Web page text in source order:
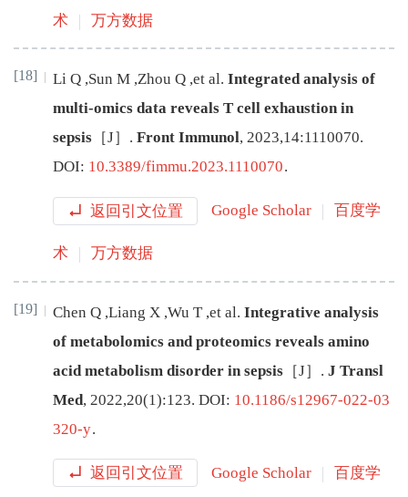
术 万方数据
[18] Li Q ,Sun M ,Zhou Q ,et al. Integrated analysis of
multi-omics data reveals T cell exhaustion in
sepsis ［J］. Front Immunol, 2023,14:1110070.
DOI: 10.3389/fimmu.2023.1110070.
返回引文位置 Google Scholar 百度学
术 万方数据
[19] Chen Q ,Liang X ,Wu T ,et al. Integrative analysis
of metabolomics and proteomics reveals amino
acid metabolism disorder in sepsis ［J］. J Transl
Med, 2022,20(1):123. DOI: 10.1186/s12967-022-03
320-y.
返回引文位置 Google Scholar 百度学